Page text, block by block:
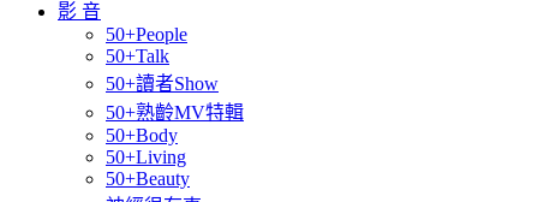
影 音
50+People
50+Talk
50+讀者Show
50+熟齡MV特輯
50+Body
50+Living
50+Beauty